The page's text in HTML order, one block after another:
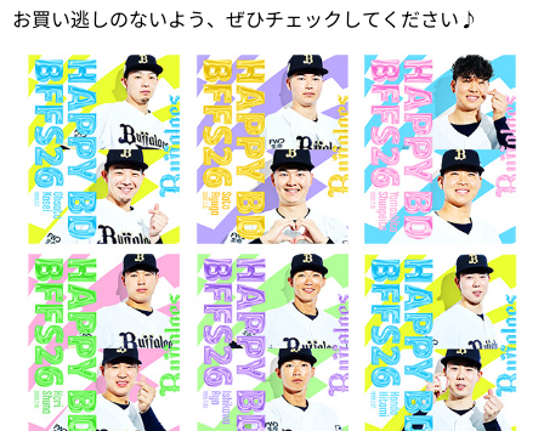
お買い逃しのないよう、ぜひチェックしてください♪